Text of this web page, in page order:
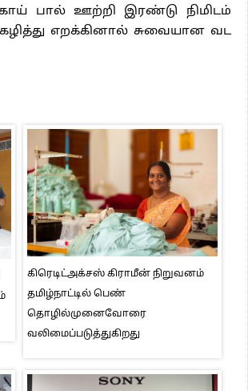
பால் ஊற்றி இரண்டு நிமிடம்
எறக்கினால் சுவையான வட
கிரெடிட்அக்சஸ் கிராமீன் நிறுவனம்
தமிழ்நாட்டில் பெண்
தொழில்முனைவோரை
வலிமைப்படுத்துகிறது